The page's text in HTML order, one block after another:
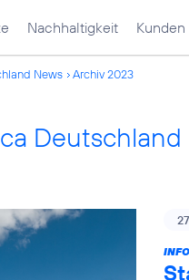
Nachhaltigkeit Kunden
News Archiv 2023